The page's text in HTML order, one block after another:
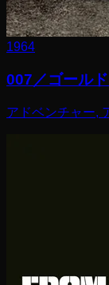
1964
007／ゴール
アドベンチャー,